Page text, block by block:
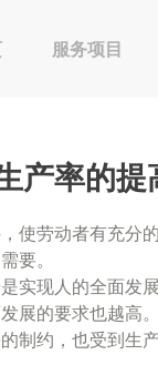
服务项目
产率的提
使劳动者有充分
要。
实现人的全面发
展的要求也越高
制约，也受到生